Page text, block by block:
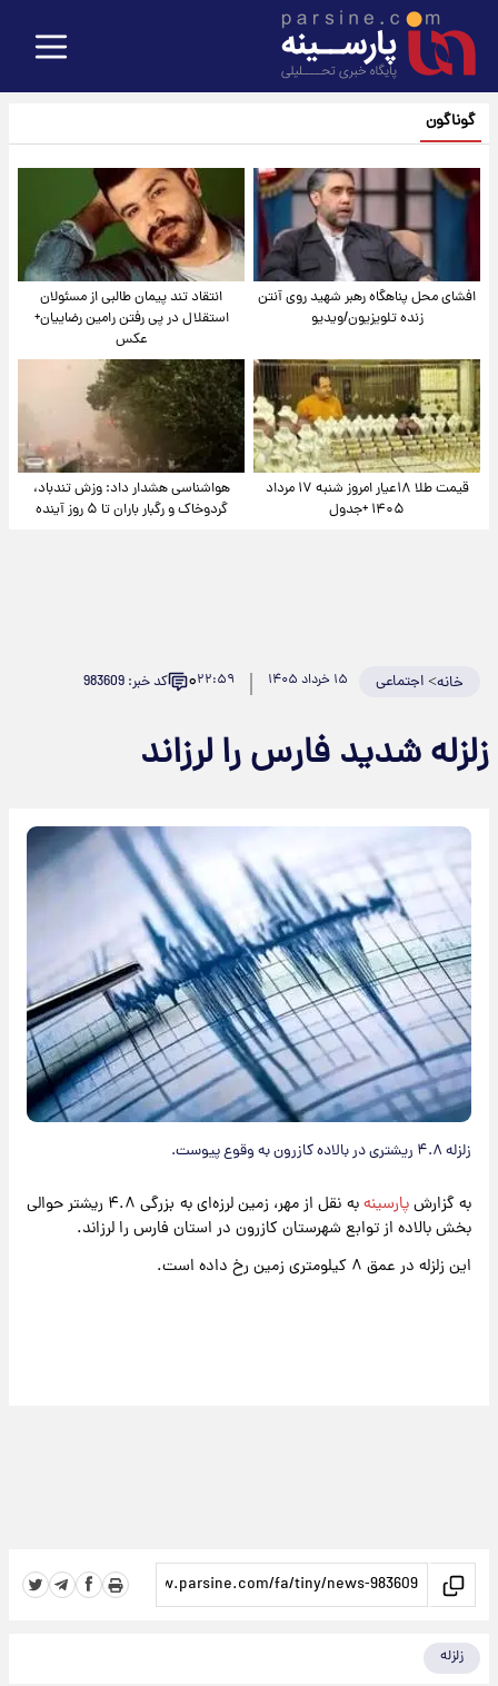
گوناگون
افشای محل پناهگاه‌ رهبر شهید روی آنتن
زنده تلویزیون/ویدیو
انتقاد تند پیمان طالبی از مسئولان
استقلال در پی رفتن رامین رضاییان+
عکس
قیمت طلا ۱۸عیار امروز شنبه ۱۷ مرداد
۱۴۰۵ +جدول
هواشناسی هشدار داد: وزش تندباد،
گردوخاک و رگبار باران تا ۵ روز آینده
خانه>اجتماعی ۱۵ خرداد ۱۴۰۵ ۲۲:۵۹۰ کد خبر: 983609
زلزله شدید فارس را لرزاند
زلزله ۴.۸ ریشتری در بالاده کازرون به وقوع پیوست.
به گزارشپارسینه
به نقل از مهر، زمین لرزه‌ای به بزرگی ۴.۸ ریشتر حوالی
بخش بالاده از توابع شهرستان کازرون در استان فارس را لرزاند.
این زلزله در عمق ۸ کیلومتری زمین رخ داده است.
زلزله